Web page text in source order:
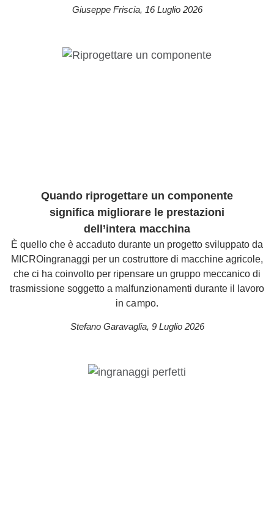
Giuseppe Friscia, 16 Luglio 2026
Quando riprogettare un componente
significa migliorare le prestazioni
dell’intera macchina
È quello che è accaduto durante un progetto sviluppato da
MICROingranaggi per un costruttore di macchine agricole,
che ci ha coinvolto per ripensare un gruppo meccanico di
trasmissione soggetto a malfunzionamenti durante il lavoro
in campo.
Stefano Garavaglia, 9 Luglio 2026